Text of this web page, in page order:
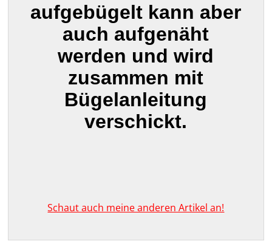
aufgebügelt kann aber
auch aufgenäht
werden und wird
zusammen mit
Bügelanleitung
verschickt.
Schaut auch meine anderen Artikel an!